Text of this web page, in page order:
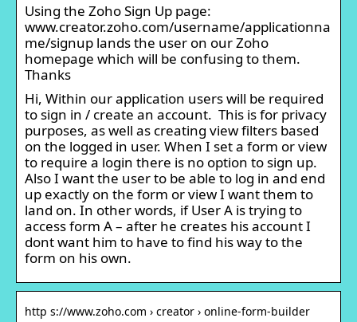
Using the Zoho Sign Up page:
www.creator.zoho.com/username/applicationna
me/signup lands the user on our Zoho
homepage which will be confusing to them.
Thanks
Hi, Within our application users will be required
to sign in / create an account. This is for privacy
purposes, as well as creating view filters based
on the logged in user. When I set a form or view
to require a login there is no option to sign up.
Also I want the user to be able to log in and end
up exactly on the form or view I want them to
land on. In other words, if User A is trying to
access form A – after he creates his account I
dont want him to have to find his way to the
form on his own.
http s://www.zoho.com › creator › online-form-builder